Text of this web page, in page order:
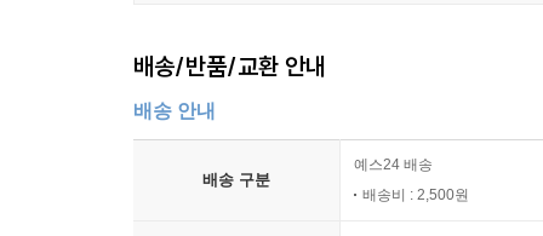
배송/반품/교환 안내
배송 안내
배송 구분
예스24 배송
배송비 : 2,500원